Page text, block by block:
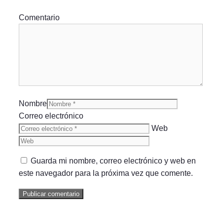
Comentario
Nombre
Correo electrónico
Web
Guarda mi nombre, correo electrónico y web en
este navegador para la próxima vez que comente.